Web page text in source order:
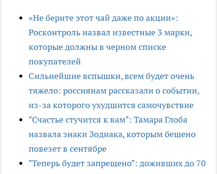
«Не берите этот чай даже по акции»:
Росконтроль назвал известные 3 марки,
которые должны в черном списке
покупателей
Сильнейшие вспышки, всем будет очень
тяжело: россиянам рассказали о событии,
из-за которого ухудшится самочувствие
"Счастье стучится к вам": Тамара Глоба
назвала знаки Зодиака, которым бешено
повезет в сентябре
"Теперь будет запрещено": доживших до 70